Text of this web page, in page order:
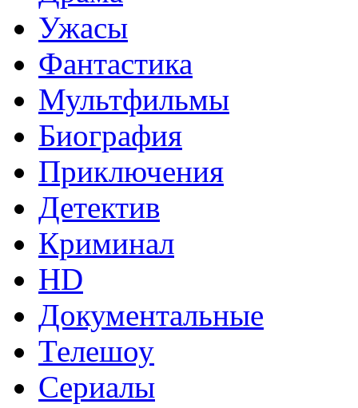
Ужасы
Фантастика
Мультфильмы
Биография
Приключения
Детектив
Криминал
HD
Документальные
Телешоу
Сериалы